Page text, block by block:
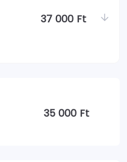
37 000 Ft
35 000 Ft